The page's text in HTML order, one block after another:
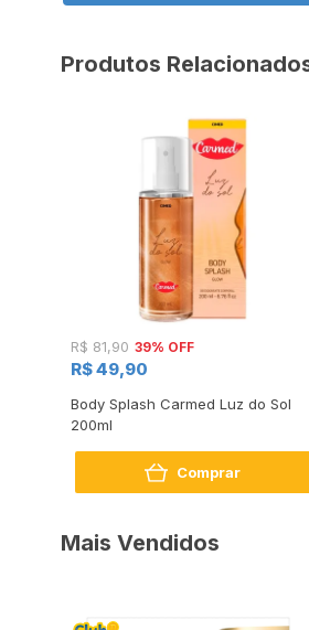
Produtos
R$ 81,90 39% OFF
R$ 49,90
Body Splash Carmed Luz do Sol
200ml
Comprar
Mais Vendidos